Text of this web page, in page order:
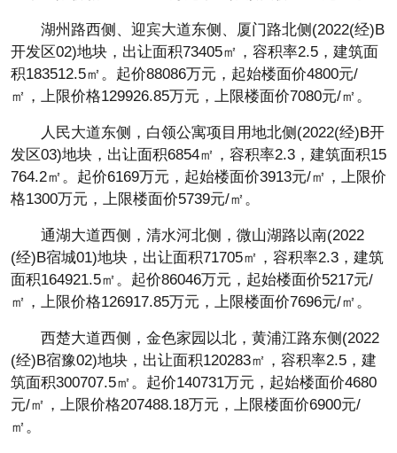
湖州路西侧、迎宾大道东侧、厦门路北侧(2022(经)B
开发区02)地块，出让面积73405㎡，容积率2.5，建筑面
积183512.5㎡。起价88086万元，起始楼面价4800元/
㎡，上限价格129926.85万元，上限楼面价7080元/㎡。
人民大道东侧，白领公寓项目用地北侧(2022(经)B开
发区03)地块，出让面积6854㎡，容积率2.3，建筑面积15
764.2㎡。起价6169万元，起始楼面价3913元/㎡，上限价
格1300万元，上限楼面价5739元/㎡。
通湖大道西侧，清水河北侧，微山湖路以南(2022
(经)B宿城01)地块，出让面积71705㎡，容积率2.3，建筑
面积164921.5㎡。起价86046万元，起始楼面价5217元/
㎡，上限价格126917.85万元，上限楼面价7696元/㎡。
西楚大道西侧，金色家园以北，黄浦江路东侧(2022
(经)B宿豫02)地块，出让面积120283㎡，容积率2.5，建
筑面积300707.5㎡。起价140731万元，起始楼面价4680
元/㎡，上限价格207488.18万元，上限楼面价6900元/
㎡。